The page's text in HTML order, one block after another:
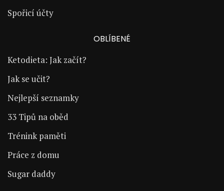
Spořicí účty
OBLÍBENÉ
Ketodieta: Jak začít?
Jak se učit?
Nejlepší seznamky
33 Tipů na oběd
Trénink paměti
Práce z domu
Sugar daddy